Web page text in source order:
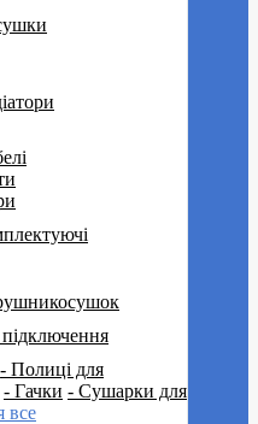
- Полиці для
- Гачки - Сушарки для
все